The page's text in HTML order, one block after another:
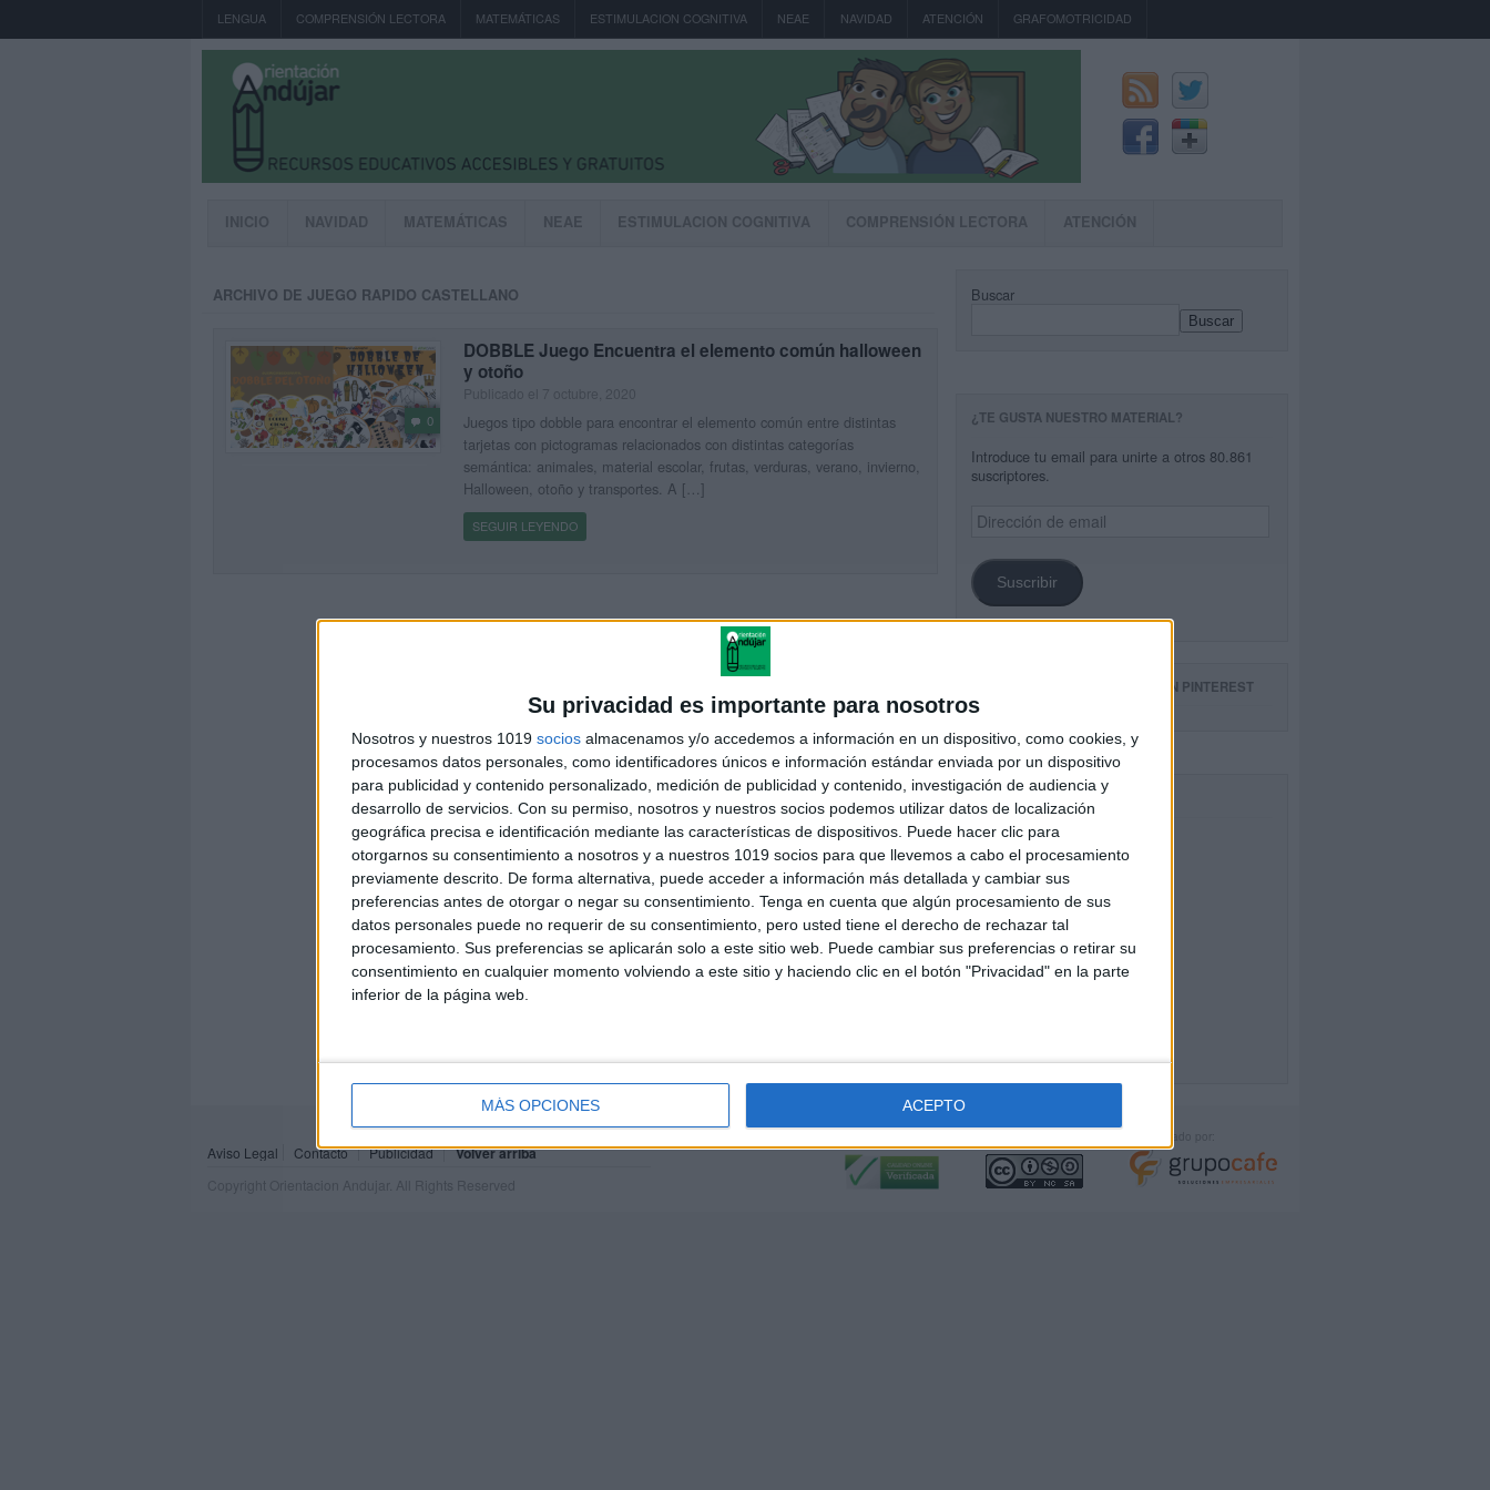
Su privacidad es importante para nosotros
Nosotros y nuestros 1019 socios almacenamos y/o accedemos a información en un dispositivo, como cookies, y
procesamos datos personales, como identificadores únicos e información estándar enviada por un dispositivo
para publicidad y contenido personalizado, medición de publicidad y contenido, investigación de audiencia y
desarrollo de servicios. Con su permiso, nosotros y nuestros socios podemos utilizar datos de localización
geográfica precisa e identificación mediante las características de dispositivos. Puede hacer clic para
otorgarnos su consentimiento a nosotros y a nuestros 1019 socios para que llevemos a cabo el procesamiento
previamente descrito. De forma alternativa, puede acceder a información más detallada y cambiar sus
preferencias antes de otorgar o negar su consentimiento. Tenga en cuenta que algún procesamiento de sus
datos personales puede no requerir de su consentimiento, pero usted tiene el derecho de rechazar tal
procesamiento. Sus preferencias se aplicarán solo a este sitio web. Puede cambiar sus preferencias o retirar su
consentimiento en cualquier momento volviendo a este sitio y haciendo clic en el botón "Privacidad" en la parte
inferior de la página web.
MÁS OPCIONES ACEPTO
LENGUA COMPRENSIÓN LECTORA MATEMÁTICAS ESTIMULACION COGNITIVA NEAE NAVIDAD ATENCIÓN GRAFOMOTRICIDAD
INICIO NAVIDAD MATEMÁTICAS NEAE ESTIMULACION COGNITIVA COMPRENSIÓN LECTORA ATENCIÓN
ARCHIVO DE JUEGO RAPIDO CASTELLANO
0
DOBBLE Juego Encuentra el elemento común halloween
y otoño
Juegos tipo dobble para encontrar el elemento común entre distintas
tarjetas con pictogramas relacionados con distintas categorías
semántica: animales, material escolar, frutas, verduras, verano, invierno,
Halloween, otoño y transportes. A […]
SEGUIR LEYENDO
Buscar
Buscar
¿TE GUSTA NUESTRO MATERIAL?
Introduce tu email para unirte a otros 80.861
suscriptores.
Dirección
de
Suscribir
SIGUE NUESTROS TABLEROS EN PINTEREST
Aviso Legal Contacto Publicidad Volver arriba
Copyright Orientacion Andujar. All Rights Reserved